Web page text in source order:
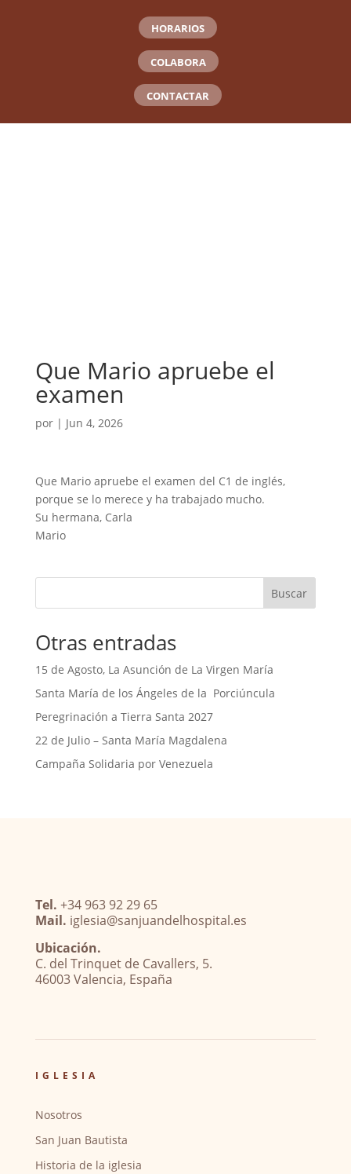
HORARIOS
COLABORA
CONTACTAR
Que Mario apruebe el
examen
por | Jun 4, 2026
Que Mario apruebe el examen del C1 de inglés,
porque se lo merece y ha trabajado mucho.
Su hermana, Carla
Mario
Buscar
Otras entradas
15 de Agosto, La Asunción de La Virgen María
Santa María de los Ángeles de la Porciúncula
Peregrinación a Tierra Santa 2027
22 de Julio – Santa María Magdalena
Campaña Solidaria por Venezuela
Tel. +34 963 92 29 65
Mail. iglesia@sanjuandelhospital.es
Ubicación.
C. del Trinquet de Cavallers, 5.
46003 Valencia, España
IGLESIA
Nosotros
San Juan Bautista
Historia de la iglesia